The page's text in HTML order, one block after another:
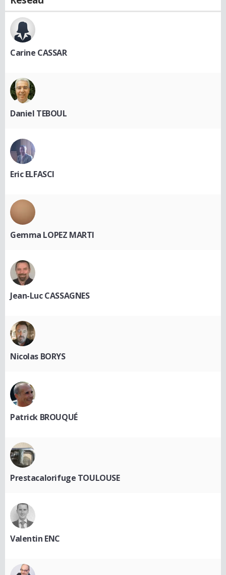
Carine CASSAR
Daniel TEBOUL
Eric ELFASCI
Gemma LOPEZ MARTI
Jean-Luc CASSAGNES
Nicolas BORYS
Patrick BROUQUÉ
Prestacalorifuge TOULOUSE
Valentin ENC